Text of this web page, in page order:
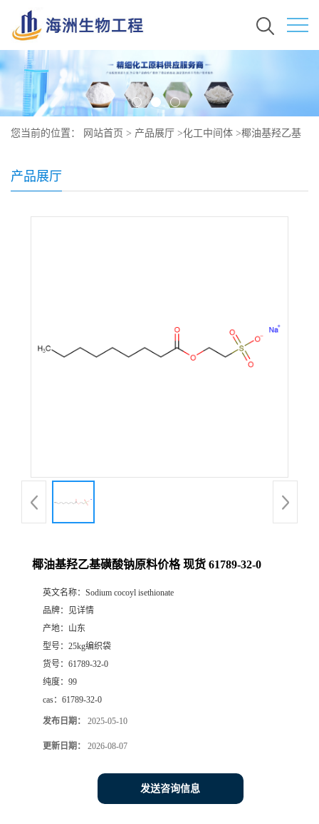
您当前的位置： 网站首页 > 产品展厅 >化工中间体 >椰油基羟乙基
产品展厅
椰油基羟乙基磺酸钠原料价格 现货 61789-32-0
英文名称： Sodium cocoyl isethionate
品牌：
见详情
产地： 山东
型号： 25kg编织袋
货号： 61789-32-0
纯度： 99
cas： 61789-32-0
发布日期： 2025-05-10
更新日期： 2026-08-07
发送咨询信息